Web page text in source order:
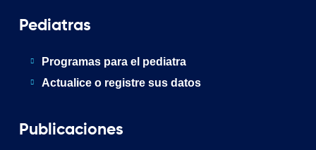
Pediatras
Programas para el pediatra
Actualice o registre sus datos
Publicaciones